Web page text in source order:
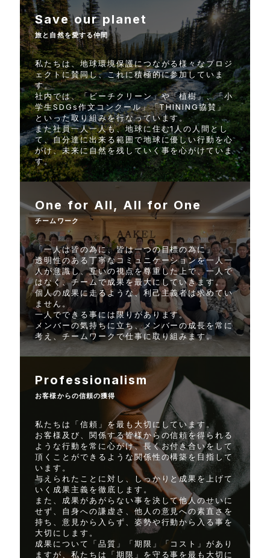
Save our planet
旅と自然を愛する仲間
私たちは、地球環境保護につながる様々なプロジ
ェクトに賛同し、これに積極的に参加していま
す。
社内では、「ビーチクリーン」や「植樹」、「小
学生SDGs作文コンクール」「THINING協賛」
といった取り組みを行なっています。
また社員一人一人も、地球に住む1人の人間とし
て、自分達に出来る範囲で地球に優しい行動を心
がけ、未来に自然を残していく事を心がけていま
す。
One for All, All for One
チームワーク
「一人は皆の為に、皆は一つの目標の為に」
透明性のある丁寧なコミュニケーションを一人一
人が意識し、互いの視点を尊重した上で、一人で
はなく、チームで成果を最大にしていきます。
個人の成果に走るような、利己主義者は求めてい
ません。
一人でできる事には限りがあります。
メンバーの気持ちに立ち、メンバーの成長を常に
考え、チームワークで仕事に取り組みます。
Professionalism
お客様からの信頼の獲得
私たちは「信頼」を最も大切にしています。
お客様及び、関係する皆様からの信頼を得られる
ような行動を常に心がけ、長くお付き合いをして
頂くことができるような関係性の構築を目指して
います。
与えられたことに対し、しっかりと成果を上げて
いく成果主義を徹底します。
また、成果があがらない事を決して他人のせいに
せず、自身への謙虚さ、他人の意見への素直さを
持ち、意見から入らず、姿勢や行動から入る事を
大切にします。
成果について「品質」「期限」「コスト」があり
ますが、私たちは「期限」を守る事を最も大切に